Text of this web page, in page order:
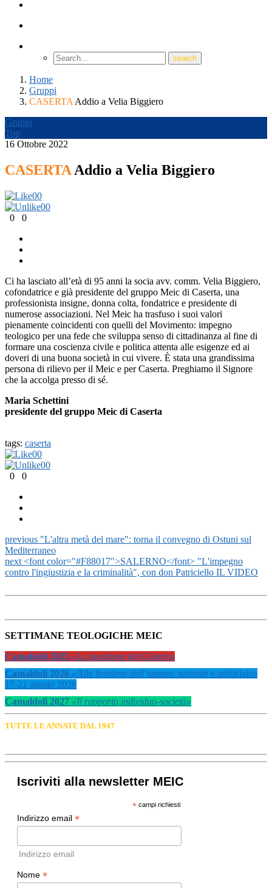
Home
Gruppi
CASERTA Addio a Velia Biggiero
Gruppi
Top
16 Ottobre 2022
CASERTA Addio a Velia Biggiero
00
00
0
0
Ci ha lasciato all’età di 95 anni la socia avv. comm. Velia Biggiero,
cofondatrice e già presidente del gruppo Meic di Caserta, una
professionista insigne, donna colta, fondatrice e presidente di
numerose associazioni. Nel Meic ha trasfuso i suoi valori
pienamente coincidenti con quelli del Movimento: impegno
teologico per una fede che sviluppa senso di cittadinanza al fine di
formare una coscienza civile e politica attenta alle esigenze ed ai
doveri di una buona società in cui vivere. È stata una grandissima
persona di rilievo per il Meic e per Caserta. Preghiamo il Signore
che la accolga presso di sé.
Maria Schettini
presidente del gruppo Meic di Caserta
tags: caserta
00
00
0
0
previous "L'altra metà del mare": torna il convegno di Ostuni sul
Mediterraneo
next <font color="#F88017">SALERNO</font> "L'impegno
contro l'ingiustizia e la criminalità", con don Patriciello IL VIDEO
SETTIMANE TEOLOGICHE MEIC
Camaldoli 2025 «La questione del Genere»
Camaldoli 2026 «Alle frontiere dell’umano: naturale e artificiale»
17-21 agosto 2026
Camaldoli 2027 «Il rapporto individuo-società»
TUTTE LE ANNATE DAL 1947
Iscriviti alla newsletter MEIC
*campi richiesti
Indirizzo email *
Indirizzo email
Nome *